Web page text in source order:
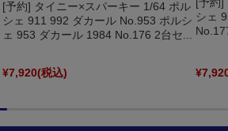
[予約] タイニー×スパーキー 1/64 ポル
シェ 911 992 ダカール No.953 ポルシ
ェ 953 ダカール 1984 No.176 2台セ...
¥7,920(税込)
[予約]
シェ